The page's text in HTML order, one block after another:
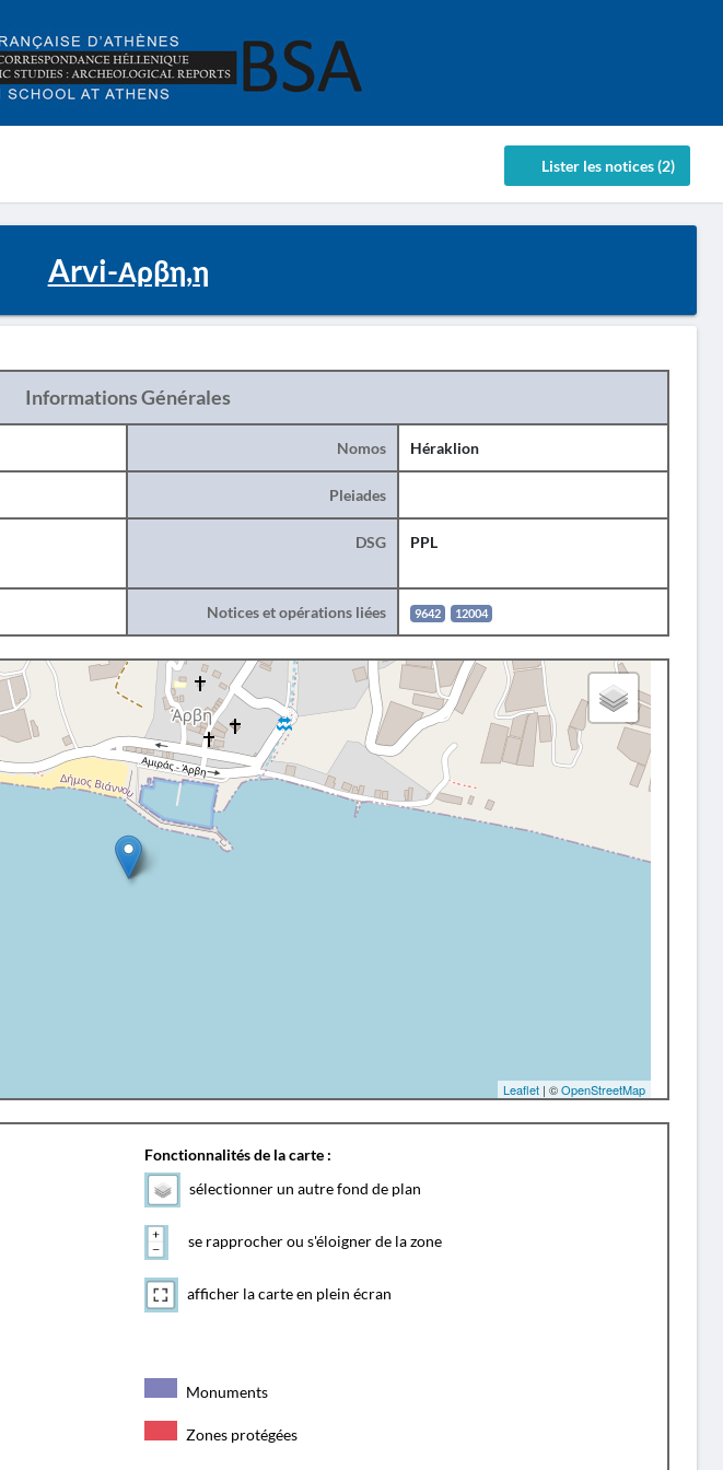
Lister les notices (2)
Arvi-Αρβη,η
Informations Générales
Nomos Héraklion
Pleiades
DSG PPL
Notices et opérations liées 9642 12004
Leaflet | ©OpenStreetMap
Fonctionnalités de la carte :
sélectionner un autre fond de plan
se rapprocher ou s'éloigner de la zone
afficher la carte en plein écran
Monuments
Zones protégées